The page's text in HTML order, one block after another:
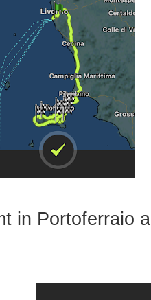
in Portoferraio